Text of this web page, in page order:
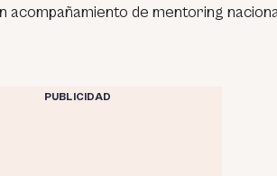
acompañamiento de mentoring
PUBLICIDAD